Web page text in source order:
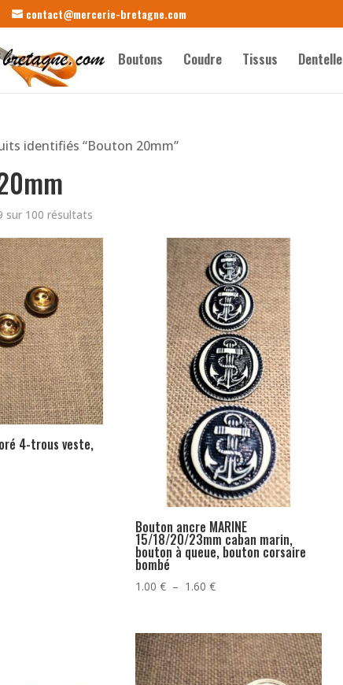
contact@mercerie-bretagne.com
Boutons Coudre Tissus Dentelle
identifiés “Bouton 20mm”
sur 100 résultats
4-trous veste,
Bouton ancre MARINE
15/18/20/23mm caban marin,
bouton à queue, bouton corsaire
bombé
1.00€ – 1.60€Plage
1.00 €
à
1.60 €